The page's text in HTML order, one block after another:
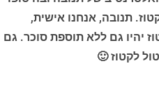
תנובה, אנחנו אישית,
יהיו גם ללא תוספת סוכר. גם
לקטוז 🙂